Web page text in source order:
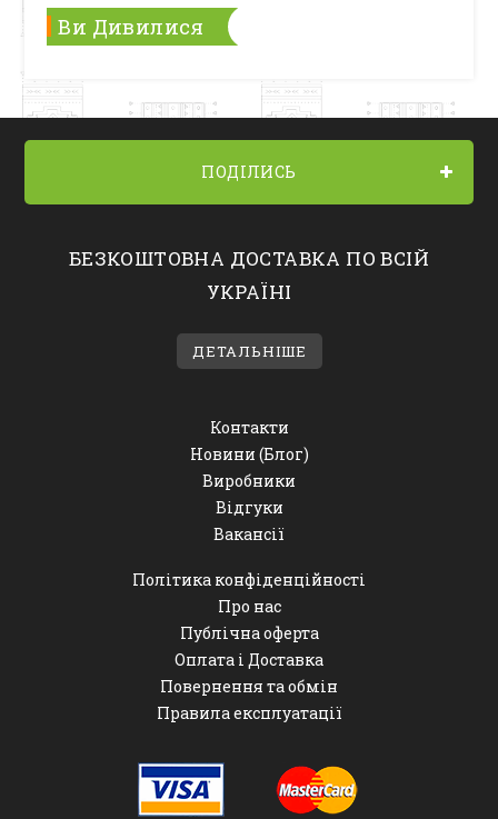
Ви Дивилися
ПОДІЛИСЬ
БЕЗКОШТОВНА ДОСТАВКА ПО ВСІЙ
УКРАЇНІ
ДЕТАЛЬНІШЕ
Контакти
Новини (Блог)
Виробники
Відгуки
Вакансії
Політика конфіденційності
Про нас
Публічна оферта
Оплата і Доставка
Повернення та обмін
Правила експлуатації